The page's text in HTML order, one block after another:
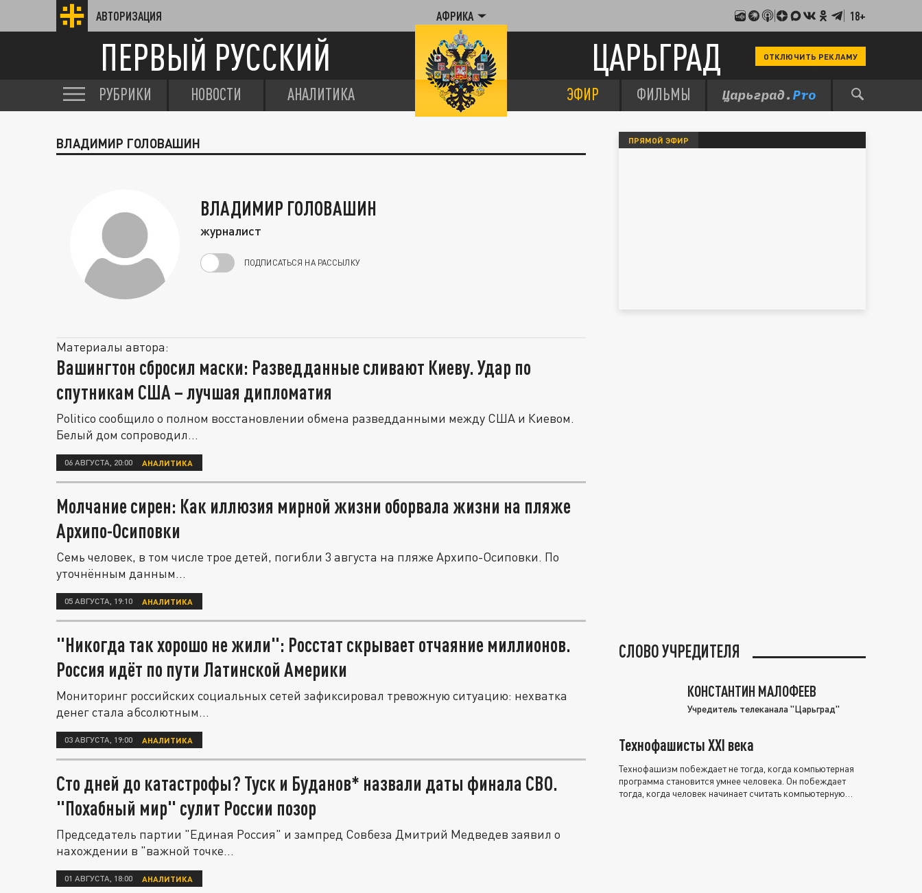
АВТОРИЗАЦИЯ АФРИКА 18+
ПЕРВЫЙ РУССКИЙ ЦАРЬГРАД ОТКЛЮЧИТЬ РЕКЛАМУ
РУБРИКИ НОВОСТИ АНАЛИТИКА ЭФИР ФИЛЬМЫ
ВЛАДИМИР ГОЛОВАШИН
ВЛАДИМИР ГОЛОВАШИН
журналист
ПОДПИСАТЬСЯ НА РАССЫЛКУ
Материалы автора:
Вашингтон сбросил маски: Разведданные сливают Киеву. Удар по
спутникам США – лучшая дипломатия
Politico сообщило о полном восстановлении обмена разведданными между США и Киевом.
Белый дом сопроводил...
06 АВГУСТА, 20:00 АНАЛИТИКА
Молчание сирен: Как иллюзия мирной жизни оборвала жизни на пляже
Архипо-Осиповки
Семь человек, в том числе трое детей, погибли 3 августа на пляже Архипо-Осиповки. По
уточнённым данным...
05 АВГУСТА, 19:10 АНАЛИТИКА
"Никогда так хорошо не жили": Росстат скрывает отчаяние миллионов.
Россия идёт по пути Латинской Америки
Мониторинг российских социальных сетей зафиксировал тревожную ситуацию: нехватка
денег стала абсолютным...
03 АВГУСТА, 19:00 АНАЛИТИКА
Сто дней до катастрофы? Туск и Буданов* назвали даты финала СВО.
"Похабный мир" сулит России позор
Председатель партии "Единая Россия" и зампред Совбеза Дмитрий Медведев заявил о
нахождении в "важной точке...
01 АВГУСТА, 18:00 АНАЛИТИКА
ПРЯМОЙ ЭФИР
СЛОВО УЧРЕДИТЕЛЯ
КОНСТАНТИН МАЛОФЕЕВ
Учредитель телеканала "Царьград"
Технофашисты XXI века
Технофашизм побеждает не тогда, когда компьютерная
программа становится умнее человека. Он побеждает
тогда, когда человек начинает считать компьютерную